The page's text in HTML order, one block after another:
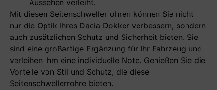
Aussehen verleiht.
Mit diesen Seitenschwellerrohren können Sie nicht
nur die Optik Ihres Dacia Dokker verbessern, sondern
auch zusätzlichen Schutz und Sicherheit bieten. Sie
sind eine großartige Ergänzung für Ihr Fahrzeug und
verleihen ihm eine individuelle Note. Genießen Sie die
Vorteile von Stil und Schutz, die diese
Seitenschwellerrohre bieten.